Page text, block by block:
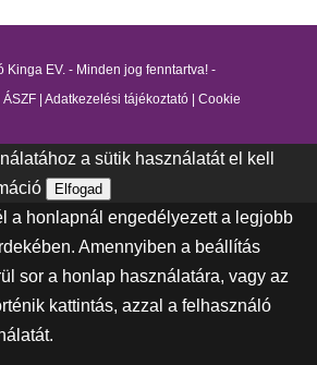
Kinga EV. - Minden jog fenntartva! -
ÁSZF| Adatkezelési tájékoztató| Cookie
a sütik használatát el kell
Elfogad
a honlapnál engedélyezett a legjobb
Amennyiben a beállítás
sor a honlap használatára, vagy az
kattintás, azzal a felhasználó